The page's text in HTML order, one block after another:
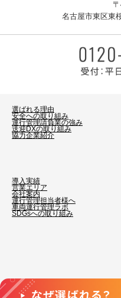
選ばれる理由
安全への取り組み
運行管理請負業の強み
送迎DXの取り組み
協力企業紹介
導入実績
営業エリア
会社案内
運行管理担当者様へ
車両運行管理ラボ
SDGsへの取り組み
名古屋市東区東